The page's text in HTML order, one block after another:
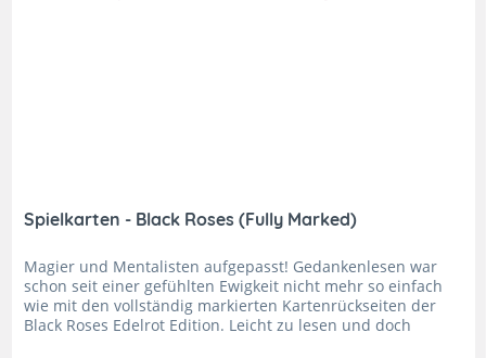
Spielkarten - Black Roses (Fully Marked)
Magier und Mentalisten aufgepasst! Gedankenlesen war
schon seit einer gefühlten Ewigkeit nicht mehr so einfach
wie mit den vollständig markierten Kartenrückseiten der
Black Roses Edelrot Edition. Leicht zu lesen und doch